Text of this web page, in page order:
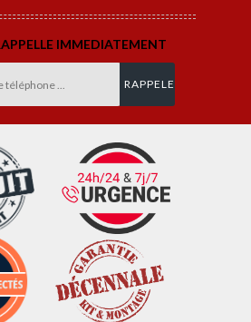
IMMEDIATEMENT